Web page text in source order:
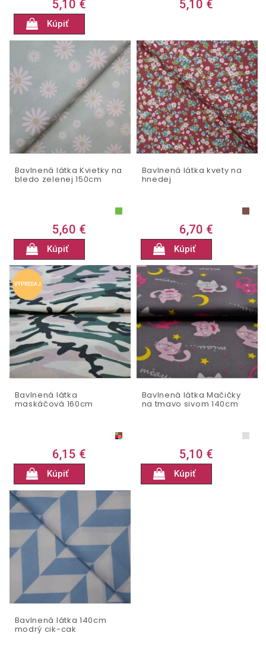
5,10 €
Kúpiť
5,10 €
Bavlnená látka Kvietky na
bledo zelenej 150cm
5,60 €
Kúpiť
Bavlnená látka kvety na
hnedej
6,70 €
Kúpiť
VÝPREDAJ
Bavlnená látka
maskáčová 160cm
6,15 €
Kúpiť
Bavlnená látka Mačičky
na tmavo sivom 140cm
5,10 €
Kúpiť
Bavlnená látka 140cm
modrý cik-cak